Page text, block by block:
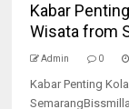
Kabar
Wisata from
Admin 0
Kabar Penting